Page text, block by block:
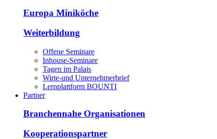
Europa Miniköche
Weiterbildung
Offene Seminare
Inhouse-Seminare
Tagen im Palais
Wirte-und Unternehmerbrief
Lernplattform BOUNTI
Partner
Branchennahe Organisationen
Kooperationspartner